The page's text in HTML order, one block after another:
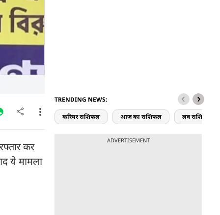
कर
ये मामला
TRENDING NEWS:
करियर राशिफल आज का राशिफल लव राशिफल
ADVERTISEMENT